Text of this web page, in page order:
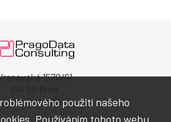
1570/61
Česká republikapoužití našeho
Používáním tohoto webu